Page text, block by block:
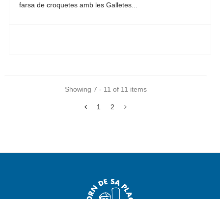
farsa de croquetes amb les Galletes...
Showing 7 - 11 of 11 items
1 2